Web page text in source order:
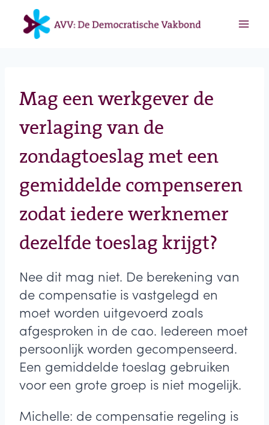
Doorgaan
naar
inhoud
Mag een werkgever de
verlaging van de
zondagtoeslag met een
gemiddelde compenseren
zodat iedere werknemer
dezelfde toeslag krijgt?
Nee dit mag niet. De berekening van
de compensatie is vastgelegd en
moet worden uitgevoerd zoals
afgesproken in de cao. Iedereen moet
persoonlijk worden gecompenseerd.
Een gemiddelde toeslag gebruiken
voor een grote groep is niet mogelijk.
Michelle: de compensatie regeling is